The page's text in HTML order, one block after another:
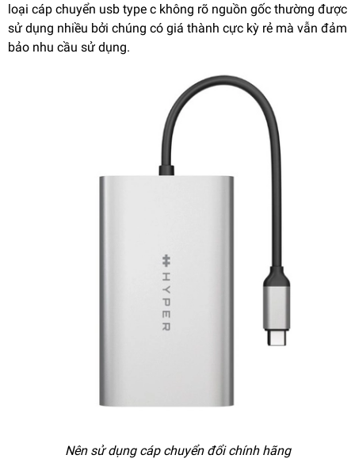
loại cáp chuyển usb type c không rõ nguồn gốc thường được
sử dụng nhiều bởi chúng có giá thành cực kỳ rẻ mà vẫn đảm
bảo nhu cầu sử dụng.
Nên sử dụng cáp chuyển đổi chính hãng